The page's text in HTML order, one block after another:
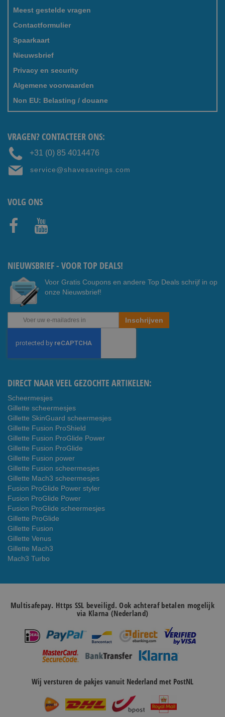
Meest gestelde vragen
Contactformulier
Spaarkaart
Nieuwsbrief
Privacy en security
Algemene voorwaarden
Non EU: Belasting / douane
VRAGEN? CONTACTEER ONS:
+31 (0) 85 4014476
service@shavesavings.com
VOLG ONS
NIEUWSBRIEF - VOOR TOP DEALS!
Voor Gratis Coupons en andere Top Deals schrijf in op
onze Nieuwsbrief!
Abonneer
u
onze
nieuwsbrief
Inschrijven
DIRECT NAAR VEEL GEZOCHTE ARTIKELEN:
Scheermesjes
Gillette scheermesjes
Gillette SkinGuard scheermesjes
Gillette Fusion ProShield
Gillette Fusion ProGlide Power
Gillette Fusion ProGlide
Gillette Fusion power
Gillette Fusion scheermesjes
Gillette Mach3 scheermesjes
Fusion ProGlide Power styler
Fusion ProGlide Power
Fusion ProGlide scheermesjes
Gillette ProGlide
Gillette Fusion
Gillette Venus
Gillette Mach3
Mach3 Turbo
Multisafepay. Https SSL beveiligd. Ook achteraf betalen mogelijk
via Klarna (Nederland)
Wij versturen de pakjes vanuit Nederland met PostNL